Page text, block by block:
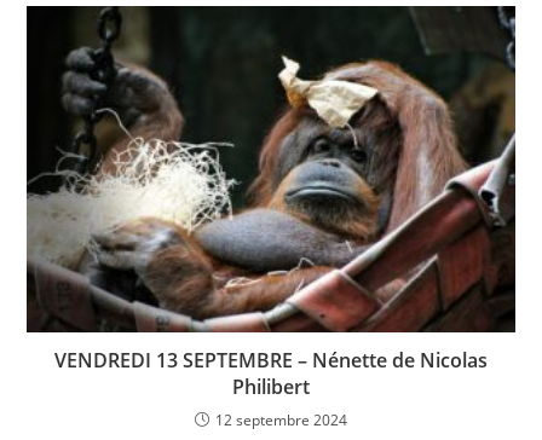
VENDREDI 13 SEPTEMBRE – Nénette de Nicolas
Philibert
12 septembre 2024